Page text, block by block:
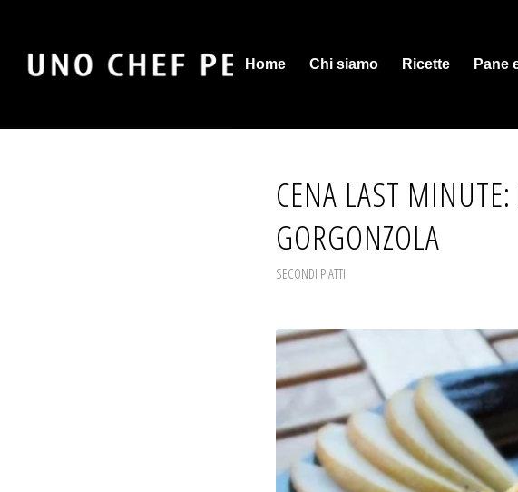
Home Chi siamo Ricette Pane
CENA LAST
GORGONZOLA
SECONDI PIATTI